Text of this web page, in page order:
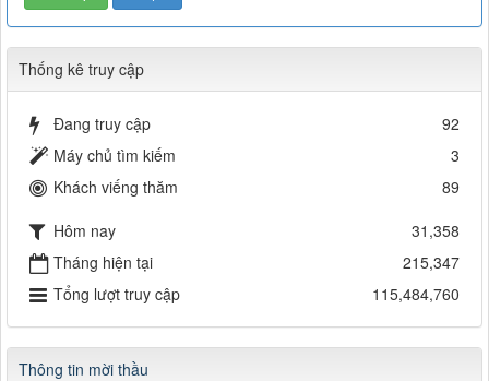
Thống kê truy cập
Đang truy cập
92
Máy chủ tìm kiếm
3
Khách viếng thăm
89
Hôm nay
31,358
Tháng hiện tại
215,347
Tổng lượt truy cập
115,484,760
Thông tin mời thầu